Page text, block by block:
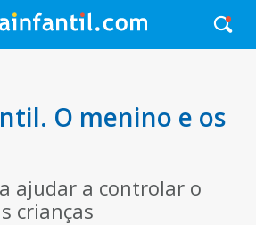
O menino e os
ajudar a controlar o
crianças